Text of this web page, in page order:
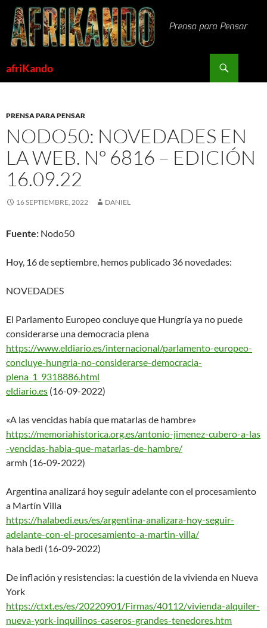
Saltar
contenido
afriKando
PRENSA PARA PENSAR
NODO50: NOVEDADES EN
LA WEB. Nº 6816 – EDICIÓN
16.09.22
16 SEPTIEMBRE, 2022 DANIEL
Fuente: Nodo50
Hoy, 16 de septiembre, hemos publicado 36 novedades:
NOVEDADES
El Parlamento Europeo concluye que Hungría ya no puede
considerarse una democracia plena
https://www.eldiario.es/internacional/parlamento-europeo-
concluye-hungria-no-considerarse-democracia-
plena_1_9318886.html
eldiario.es (16-09-2022)
«A las vencidas había que matarlas de hambre»
https://memoriahistorica.org.es/antonio-jimenez-cubero-a-las
-vencidas-habia-que-matarlas-de-hambre/
armh (16-09-2022)
Argentina analizará hoy seguir adelante con el procesamiento
a Martín Villa
https://halabedi.eus/es/argentina-analizara-hoy-seguir-
adelante-con-el-procesamiento-a-martin-villa/
hala bedi (16-09-2022)
De inflación y resistencias: la cuestión de la vivienda en Nueva
York
https://ctxt.es/es/20220901/Firmas/40112/vivienda-alquiler-
nueva-york-inquilinos-caseros-grandes-tenedores.htm